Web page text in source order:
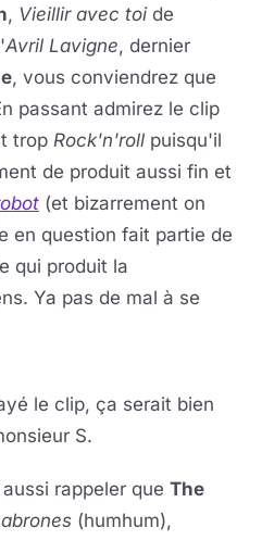
, Vieillir avec toide
Avril Lavigne, dernier
, vous conviendrez que
passant admirez le clip
trop Rock'n'roll puisqu'il
de produit aussi fin et
(et bizarrement on
en question fait partie de
qui produit la
Ya pas de mal à se
se charge au clic
le clip, ça serait bien
S.
rappeler que The
(humhum),